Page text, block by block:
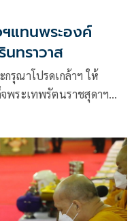
แทนพระองค์
ทราวาส
รุณาโปรดเกล้าฯ ให้
พระเทพรัตนราชสุดาฯ